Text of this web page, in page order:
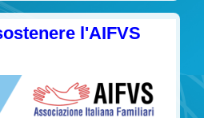
l'AIFVS